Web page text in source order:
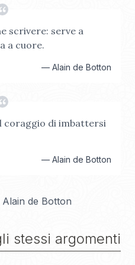
scrivere: serve a
a cuore.
— Alain de Botton
coraggio di imbattersi
— Alain de Botton
Alain de Botton
stessi argomenti